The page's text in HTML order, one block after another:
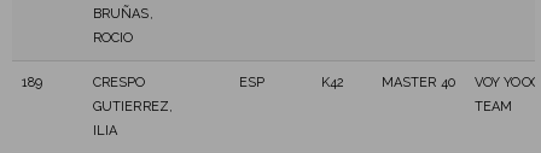
BRUÑAS,
ROCIO
189
CRESPO
GUTIERREZ,
ILIA
ESP K42 MASTER 40
VOY
TEAM